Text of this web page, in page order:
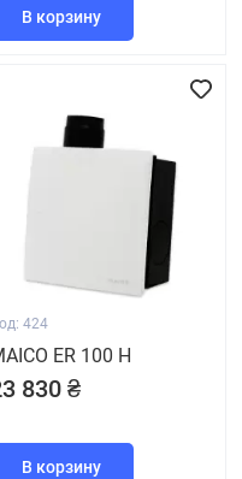
В корзину
424
ER 100 H
830 ₴
В корзину